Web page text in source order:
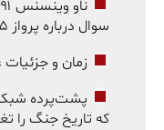
سوال درباره پرواز ۶۵۵
زمان و
پشت‌پرده
که تاریخ جنگ را